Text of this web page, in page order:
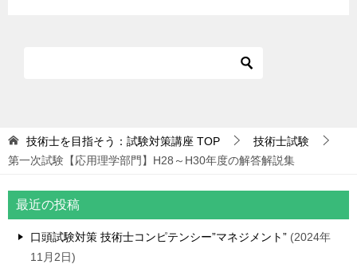
技術士を目指そう：試験対策講座 TOP
技術士試験
第一次試験【応用理学部門】H28～H30年度の解答解説集
最近の投稿
口頭試験対策 技術士コンピテンシー”マネジメント”
2024年
11月2日